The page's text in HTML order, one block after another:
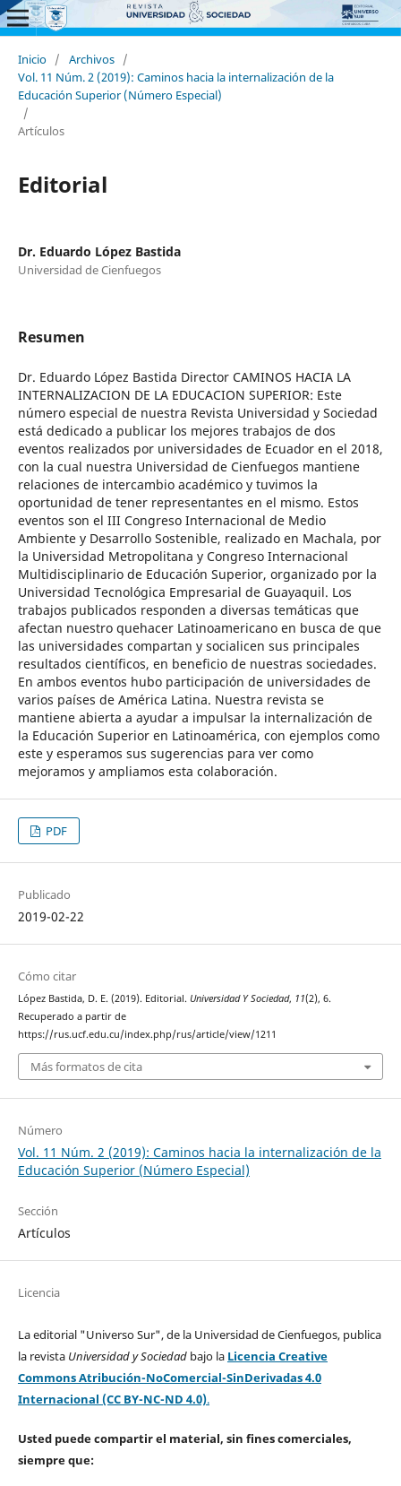
Inicio / Archivos /
Vol. 11 Núm. 2 (2019): Caminos hacia la internalización de la
Educación Superior (Número Especial)
/
Artículos
Editorial
Dr. Eduardo López Bastida
Universidad de Cienfuegos
Resumen
Dr. Eduardo López Bastida Director CAMINOS HACIA LA
INTERNALIZACION DE LA EDUCACION SUPERIOR: Este
número especial de nuestra Revista Universidad y Sociedad
está dedicado a publicar los mejores trabajos de dos
eventos realizados por universidades de Ecuador en el 2018,
con la cual nuestra Universidad de Cienfuegos mantiene
relaciones de intercambio académico y tuvimos la
oportunidad de tener representantes en el mismo. Estos
eventos son el III Congreso Internacional de Medio
Ambiente y Desarrollo Sostenible, realizado en Machala, por
la Universidad Metropolitana y Congreso Internacional
Multidisciplinario de Educación Superior, organizado por la
Universidad Tecnológica Empresarial de Guayaquil. Los
trabajos publicados responden a diversas temáticas que
afectan nuestro quehacer Latinoamericano en busca de que
las universidades compartan y socialicen sus principales
resultados científicos, en beneficio de nuestras sociedades.
En ambos eventos hubo participación de universidades de
varios países de América Latina. Nuestra revista se
mantiene abierta a ayudar a impulsar la internalización de
la Educación Superior en Latinoamérica, con ejemplos como
este y esperamos sus sugerencias para ver como
mejoramos y ampliamos esta colaboración.
PDF
Publicado
2019-02-22
Cómo citar
López Bastida, D. E. (2019). Editorial. Universidad Y Sociedad, 11(2), 6.
Recuperado a partir de
https://rus.ucf.edu.cu/index.php/rus/article/view/1211
Más formatos de cita
Número
Vol. 11 Núm. 2 (2019): Caminos hacia la internalización de la
Educación Superior (Número Especial)
Sección
Artículos
Licencia
La editorial "Universo Sur", de la Universidad de Cienfuegos, publica
la revista Universidad y Sociedad bajo la Licencia Creative
Commons Atribución-NoComercial-SinDerivadas 4.0
Internacional (CC BY-NC-ND 4.0).
Usted puede compartir el material, sin fines comerciales,
siempre que: